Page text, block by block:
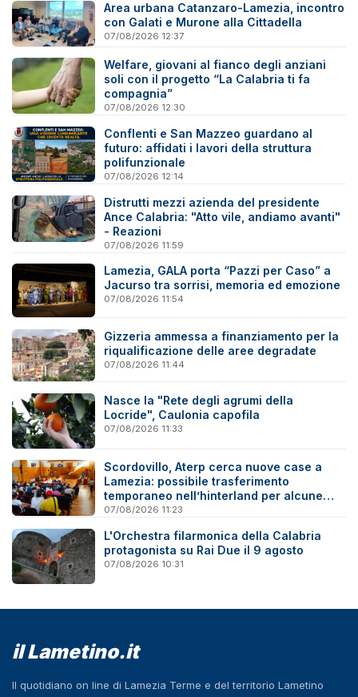
Area urbana Catanzaro-Lamezia, incontro
con Galati e Murone alla Cittadella
07/08/2026 12:37
Welfare, giovani al fianco degli anziani
soli con il progetto “La Calabria ti fa
compagnia”
07/08/2026 12:30
Conflenti e San Mazzeo guardano al
futuro: affidati i lavori della struttura
polifunzionale
07/08/2026 12:14
Distrutti mezzi azienda del presidente
Ance Calabria: "Atto vile, andiamo avanti"
- Reazioni
07/08/2026 11:59
Lamezia, GALA porta “Pazzi per Caso” a
Jacurso tra sorrisi, memoria ed emozione
07/08/2026 11:54
Gizzeria ammessa a finanziamento per la
riqualificazione delle aree degradate
07/08/2026 11:44
Nasce la "Rete degli agrumi della
Locride", Caulonia capofila
07/08/2026 11:33
Scordovillo, Aterp cerca nuove case a
Lamezia: possibile trasferimento
temporaneo nell’hinterland per alcune
famiglie
07/08/2026 11:23
L'Orchestra filarmonica della Calabria
protagonista su Rai Due il 9 agosto
07/08/2026 10:31
il Lametino.it
Il quotidiano on line di Lamezia Terme e del territorio Lametino